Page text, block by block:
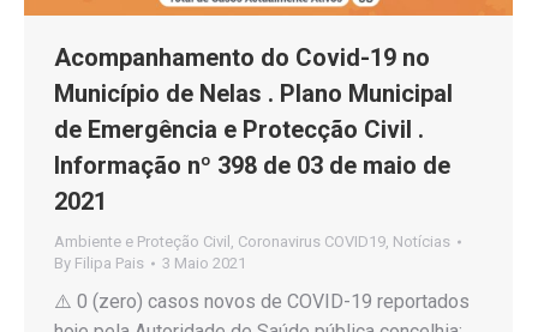
Acompanhamento do Covid-19 no
Município de Nelas . Plano Municipal
de Emergência e Protecção Civil .
Informação nº 398 de 03 de maio de
2021
Ambiente e Proteção Civil Coronavirus COVID19 Notícias
By Filipa Pais 3 Maio 2021
⚠️ 0 (zero) casos novos de COVID-19 reportados